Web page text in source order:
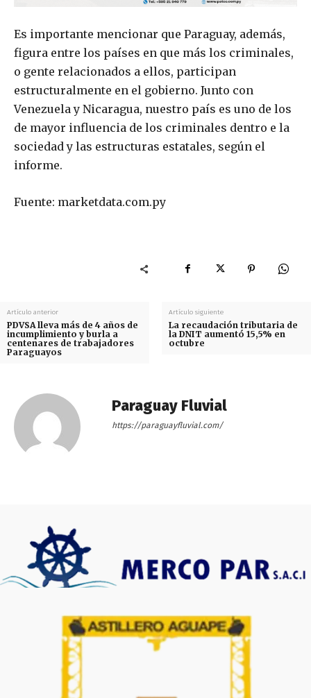
Es importante mencionar que Paraguay, además,
figura entre los países en que más los criminales,
o gente relacionados a ellos, participan
estructuralmente en el gobierno. Junto con
Venezuela y Nicaragua, nuestro país es uno de los
de mayor influencia de los criminales dentro e la
sociedad y las estructuras estatales, según el
informe.
Fuente: marketdata.com.py
Artículo anterior
PDVSA lleva más de 4 años de
incumplimiento y burla a
centenares de trabajadores
Paraguayos
Artículo siguiente
La recaudación tributaria de
la DNIT aumentó 15,5% en
octubre
Paraguay Fluvial
https://paraguayfluvial.com/